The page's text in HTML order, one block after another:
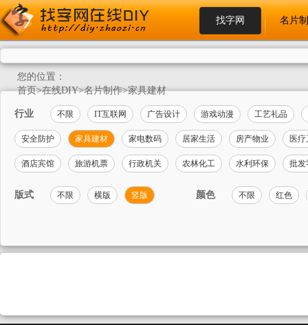
找字网 名片
您的位置：
首页>在线DIY>名片制作>家具建材
行业 不限 IT互联网 广告设计 游戏动漫 工艺礼品
安全防护 家具建材 家电数码 居家生活 房产物业 医
酒店宾馆 旅游机票 行政机关 农林化工 水利环保 批发
版式 不限 横版 竖版 颜色 不限 红色